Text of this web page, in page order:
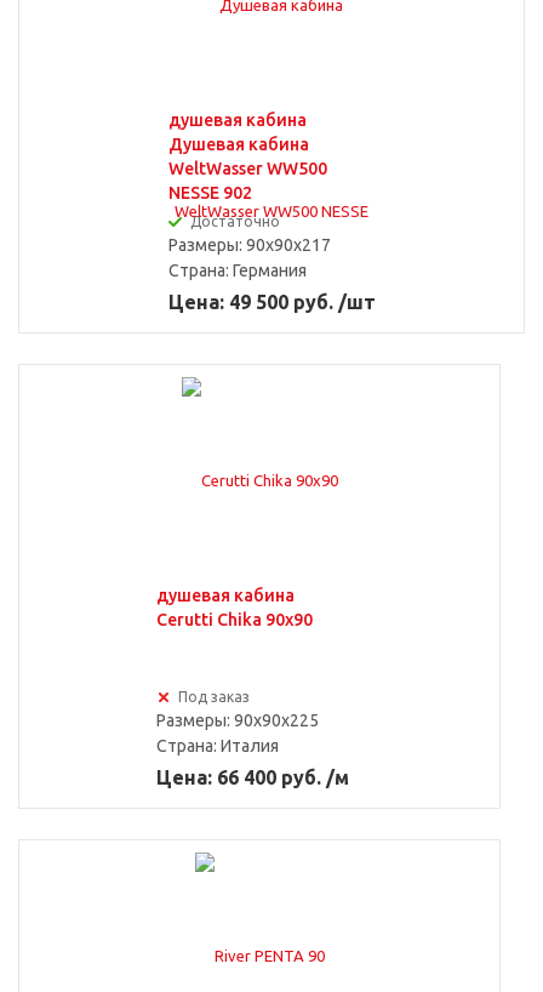
душевая кабина
Душевая кабина
WeltWasser WW500
NESSE 902
Достаточно
Размеры: 90x90x217
Страна: Германия
Цена: 49 500 руб. /шт
душевая кабина
Cerutti Chika 90x90
Под заказ
Размеры: 90x90x225
Страна: Италия
Цена: 66 400 руб. /м